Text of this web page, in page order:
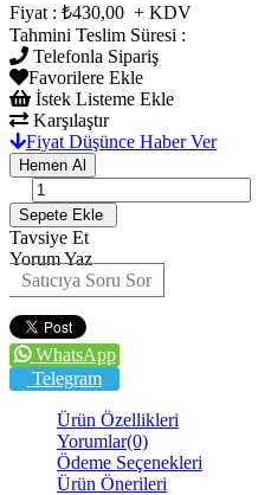
Fiyat : ₺430,00 + KDV
Tahmini Teslim Süresi :
Telefonla Sipariş
Favorilere Ekle
İstek Listeme Ekle
Karşılaştır
Fiyat Düşünce Haber Ver
Tavsiye Et
Yorum Yaz
Satıcıya Soru Sor
WhatsApp
Telegram
Ürün Özellikleri
Yorumlar(0)
Ödeme Seçenekleri
Ürün Önerileri